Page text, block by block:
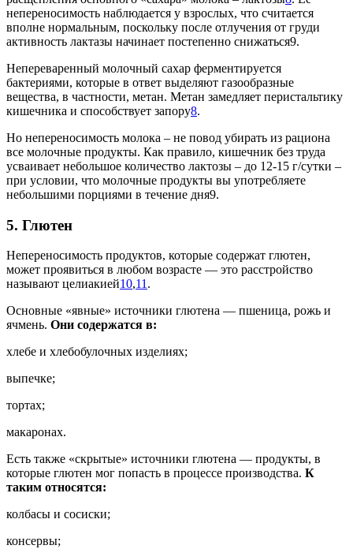
непереносимость наблюдается у взрослых, что считается
вполне нормальным, поскольку после отлучения от груди
активность лактазы начинает постепенно снижаться9.
Непереваренный молочный сахар ферментируется
бактериями, которые в ответ выделяют газообразные
вещества, в частности, метан. Метан замедляет перистальтику
кишечника и способствует запору8.
Но непереносимость молока – не повод убирать из рациона
все молочные продукты. Как правило, кишечник без труда
усваивает небольшое количество лактозы – до 12-15 г/сутки –
при условии, что молочные продукты вы употребляете
небольшими порциями в течение дня9.
5. Глютен
Непереносимость продуктов, которые содержат глютен,
может проявиться в любом возрасте — это расстройство
называют целиакией10,11 .
Основные «явные» источники глютена — пшеница, рожь и
ячмень. Они содержатся в:
хлебе и хлебобулочных изделиях;
выпечке;
тортах;
макаронах.
Есть также «скрытые» источники глютена — продукты, в
которые глютен мог попасть в процессе производства. К
таким относятся:
колбасы и сосиски;
консервы;